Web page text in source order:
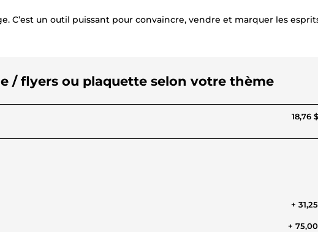
C’est un outil puissant pour convaincre, vendre et marquer les
/ flyers ou plaquette selon votre thème
18,76
+
+